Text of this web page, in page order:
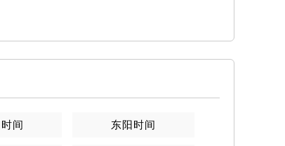
时间 东阳时间